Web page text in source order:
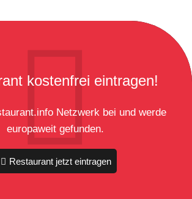
kostenfrei eintragen!
Netzwerk bei und werde
europaweit gefunden.
Restaurant jetzt eintragen